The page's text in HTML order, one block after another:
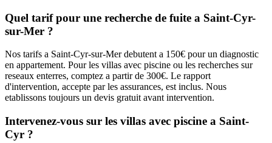
Quel tarif pour une recherche de fuite a Saint-Cyr-
sur-Mer ?
Nos tarifs a Saint-Cyr-sur-Mer debutent a 150€ pour un diagnostic
en appartement. Pour les villas avec piscine ou les recherches sur
reseaux enterres, comptez a partir de 300€. Le rapport
d'intervention, accepte par les assurances, est inclus. Nous
etablissons toujours un devis gratuit avant intervention.
Intervenez-vous sur les villas avec piscine a Saint-
Cyr ?